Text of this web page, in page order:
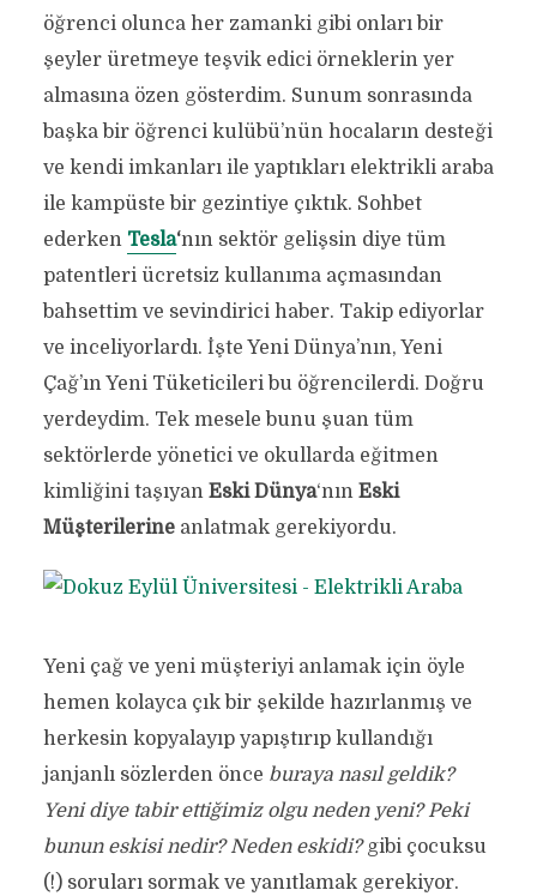
öğrenci olunca her zamanki gibi onları bir
şeyler üretmeye teşvik edici örneklerin yer
almasına özen gösterdim. Sunum sonrasında
başka bir öğrenci kulübü’nün hocaların desteği
ve kendi imkanları ile yaptıkları elektrikli araba
ile kampüste bir gezintiye çıktık. Sohbet
ederken Tesla‘nın sektör gelişsin diye tüm
patentleri ücretsiz kullanıma açmasından
bahsettim ve sevindirici haber. Takip ediyorlar
ve inceliyorlardı. İşte Yeni Dünya’nın, Yeni
Çağ’ın Yeni Tüketicileri bu öğrencilerdi. Doğru
yerdeydim. Tek mesele bunu şuan tüm
sektörlerde yönetici ve okullarda eğitmen
kimliğini taşıyan Eski Dünya‘nın Eski
Müşterilerineanlatmak gerekiyordu.
Yeni çağ ve yeni müşteriyi anlamak için öyle
hemen kolayca çık bir şekilde hazırlanmış ve
herkesin kopyalayıp yapıştırıp kullandığı
janjanlı sözlerden önce buraya nasıl geldik?
Yeni diye tabir ettiğimiz olgu neden yeni? Peki
bunun eskisi nedir? Neden eskidi?gibi çocuksu
(!) soruları sormak ve yanıtlamak gerekiyor.